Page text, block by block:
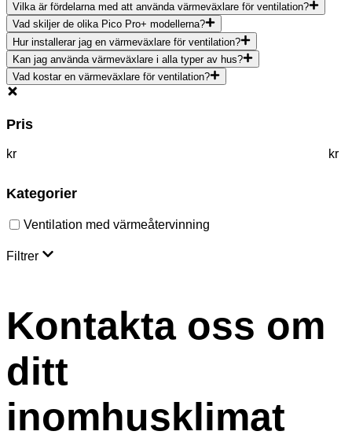
Vilka är fördelarna med att använda värmeväxlare för ventilation?
Vad skiljer de olika Pico Pro+ modellerna?
Hur installerar jag en värmeväxlare för ventilation?
Kan jag använda värmeväxlare i alla typer av hus?
Vad kostar en värmeväxlare för ventilation?
Pris
kr kr
Kategorier
Ventilation med värmeåtervinning
Filtrer
Kontakta oss om
ditt
inomhusklimat